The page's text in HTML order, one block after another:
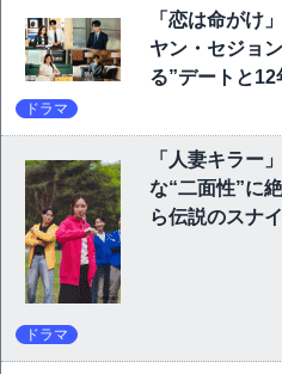
「恋は命がけ
ヤン・セジョ
る”デートと
ドラマ
「人妻キラー
な“二面性”に
ら伝説のスナ
ドラマ